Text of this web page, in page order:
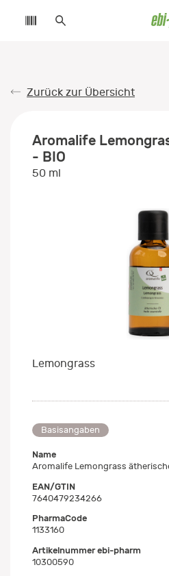
Zurück zur Übersicht
Aromalife
- BIO
50 ml
Lemongrass
Basisangaben
Name
Aromalife Lemongrass
EAN/GTIN
7640479234266
PharmaCode
1133160
Artikelnummer ebi-pharm
10300590